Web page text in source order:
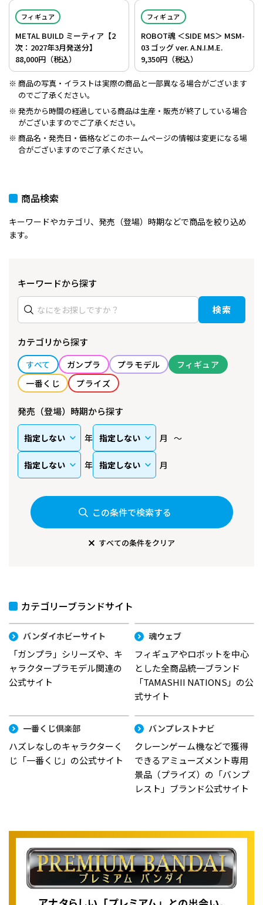
フィギュア
METAL BUILD ミーティア【2
次：2027年3月発送分】
88,000円（税込）
フィギュア
ROBOT魂 ＜SIDE MS＞ MSM-
03 ゴッグ ver. A.N.I.M.E.
9,350円（税込）
商品の写真・イラストは実際の商品と一部異なる場合がございます
のでご了承ください。
発売から時間の経過している商品は生産・販売が終了している場合
がございますのでご了承ください。
商品名・発売日・価格などこのホームページの情報は変更になる場
合がございますのでご了承ください。
商品検索
キーワードやカテゴリ、発売（登場）時期などで商品を絞り込め
ます。
キーワードから探す
検索
カテゴリから探す
すべて ガンプラ プラモデル
フィギュア
一番くじ
プライズ
発売（登場）時期から探す
年 月
年 月
この条件で検索する
すべての条件をクリア
カテゴリーブランドサイト
バンダイホビーサイト
「ガンプラ」シリーズや、キ
ャラクタープラモデル関連の
公式サイト
魂ウェブ
フィギュアやロボットを中心
とした全商品統一ブランド
「TAMASHII NATIONS」の公
式サイト
一番くじ倶楽部
ハズレなしのキャラクターく
じ「一番くじ」の公式サイト
バンプレストナビ
クレーンゲーム機などで獲得
できるアミューズメント専用
景品（プライズ）の「バンプ
レスト」ブランド公式サイト